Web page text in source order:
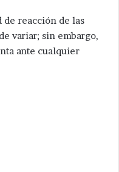
de reacción de las
variar; sin embargo,
ante cualquier